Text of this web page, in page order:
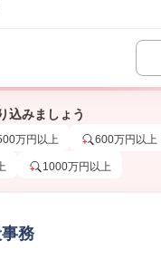
込みましょう
万円以上 600万円以上
1000万円以上
務